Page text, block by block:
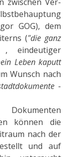
GOG), dem
("die ganz
Leben kaputt
Wunsch nach
-
können die
nach der
und auf